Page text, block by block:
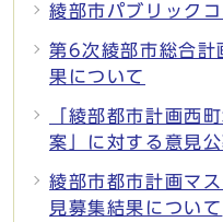
綾部市パブリック
第6次綾部市総合計
果について
「綾部都市計画西
案」に対する意見
綾部市都市計画マ
見募集結果について